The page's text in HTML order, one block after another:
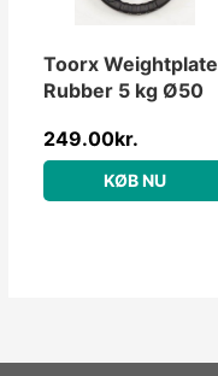
Toorx Weightplate
Rubber 5 kg Ø50
249.00kr.
KØB NU